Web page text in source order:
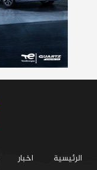
الرئيسية اخبار